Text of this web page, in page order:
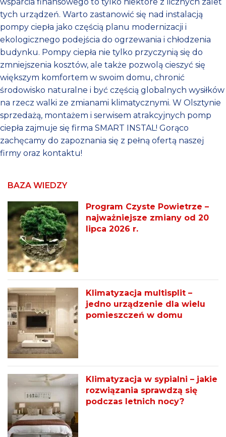
tych urządzeń. Warto zastanowić się nad instalacją
pompy ciepła jako częścią planu modernizacji i
ekologicznego podejścia do ogrzewania i chłodzenia
budynku. Pompy ciepła nie tylko przyczynią się do
zmniejszenia kosztów, ale także pozwolą cieszyć się
większym komfortem w swoim domu, chronić
środowisko naturalne i być częścią globalnych wysiłków
na rzecz walki ze zmianami klimatycznymi. W Olsztynie
sprzedażą, montażem i serwisem atrakcyjnych pomp
ciepła zajmuje się firma SMART INSTAL! Gorąco
zachęcamy do zapoznania się z pełną ofertą naszej
firmy oraz kontaktu!
BAZA WIEDZY
Program Czyste Powietrze –
najważniejsze zmiany od 20
lipca 2026 r.
Klimatyzacja multisplit –
jedno urządzenie dla wielu
pomieszczeń w domu
Klimatyzacja w sypialni – jakie
rozwiązania sprawdzą się
podczas letnich nocy?